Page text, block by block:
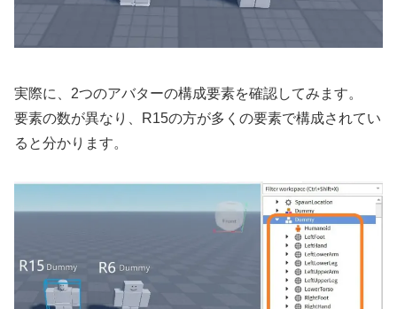
実際に、2つのアバターの構成要素を確認してみます。
要素の数が異なり、R15の方が多くの要素で構成されてい
ると分かります。